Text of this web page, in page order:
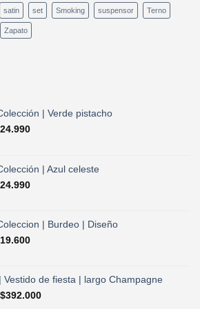
satin set Smoking suspensor Terno
Zapato
| Verde pistacho
24.990El
es:
$24.990.
| Azul celeste
24.990El
es:| Burdeo | Diseño
$24.500.
19.600El
es:
$19.600.
Vestido de fiesta | largo Champagne
El
$392.000El